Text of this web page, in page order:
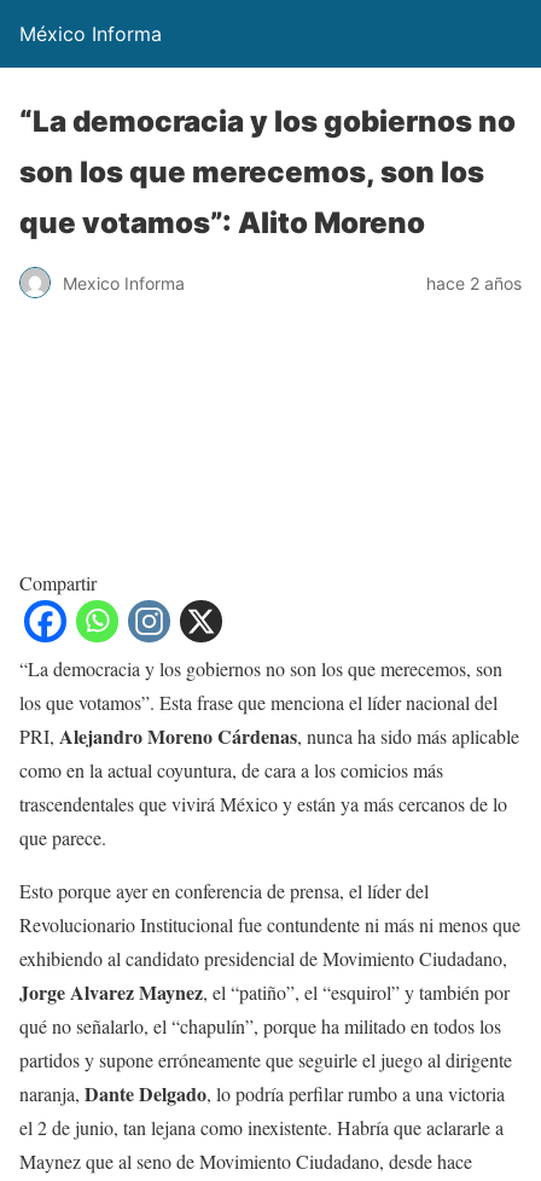
México Informa
“La democracia y los gobiernos no
son los que merecemos, son los
que votamos”: Alito Moreno
Mexico Informa hace 2 años
Compartir
“La democracia y los gobiernos no son los que merecemos, son
los que votamos”. Esta frase que menciona el líder nacional del
PRI, Alejandro Moreno Cárdenas, nunca ha sido más aplicable
como en la actual coyuntura, de cara a los comicios más
trascendentales que vivirá México y están ya más cercanos de lo
que parece.
Esto porque ayer en conferencia de prensa, el líder del
Revolucionario Institucional fue contundente ni más ni menos que
exhibiendo al candidato presidencial de Movimiento Ciudadano,
Jorge Alvarez Maynez, el “patiño”, el “esquirol” y también por
qué no señalarlo, el “chapulín”, porque ha militado en todos los
partidos y supone erróneamente que seguirle el juego al dirigente
naranja, Dante Delgado, lo podría perfilar rumbo a una victoria
el 2 de junio, tan lejana como inexistente. Habría que aclararle a
Maynez que al seno de Movimiento Ciudadano, desde hace